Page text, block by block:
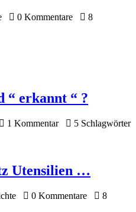
0 Kommentare
8
“ erkannt “ ?
1 Kommentar
5 Schlagwörter
Utensilien …
0 Kommentare
8